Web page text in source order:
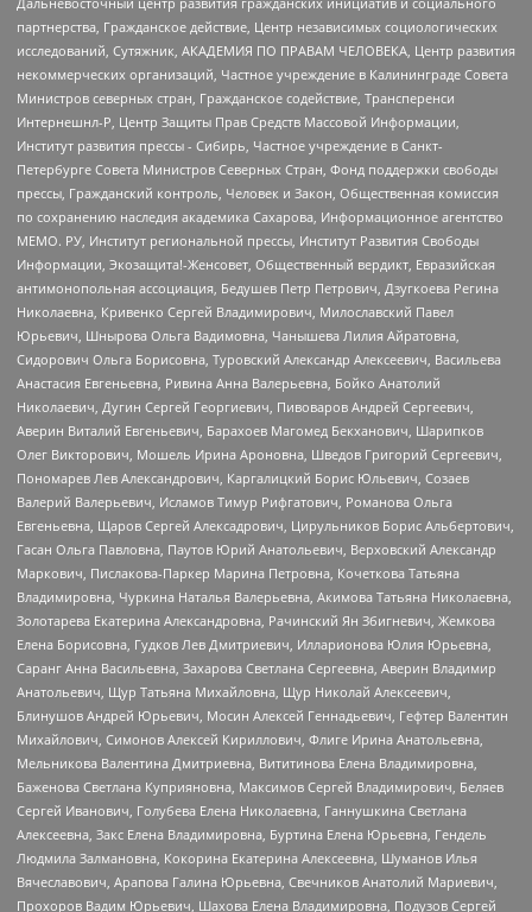
партнерства, Гражданское действие, Центр независимых социологических
исследований, Сутяжник, АКАДЕМИЯ ПО ПРАВАМ ЧЕЛОВЕКА, Центр развития
некоммерческих организаций, Частное учреждение в Калининграде Совета
Министров северных стран, Гражданское содействие, Трансперенси
Интернешнл-Р, Центр Защиты Прав Средств Массовой Информации,
Институт развития прессы - Сибирь, Частное учреждение в Санкт-
Петербурге Совета Министров Северных Стран, Фонд поддержки свободы
прессы, Гражданский контроль, Человек и Закон, Общественная комиссия
по сохранению наследия академика Сахарова, Информационное агентство
МЕМО. РУ, Институт региональной прессы, Институт Развития Свободы
Информации, Экозащита!-Женсовет, Общественный вердикт, Евразийская
антимонопольная ассоциация, Бедушев Петр Петрович, Дзугкоева Регина
Николаевна, Кривенко Сергей Владимирович, Милославский Павел
Юрьевич, Шнырова Ольга Вадимовна, Чанышева Лилия Айратовна,
Сидорович Ольга Борисовна, Туровский Александр Алексеевич, Васильева
Анастасия Евгеньевна, Ривина Анна Валерьевна, Бойко Анатолий
Николаевич, Дугин Сергей Георгиевич, Пивоваров Андрей Сергеевич,
Аверин Виталий Евгеньевич, Барахоев Магомед Бекханович, Шарипков
Олег Викторович, Мошель Ирина Ароновна, Шведов Григорий Сергеевич,
Пономарев Лев Александрович, Каргалицкий Борис Юльевич, Созаев
Валерий Валерьевич, Исламов Тимур Рифгатович, Романова Ольга
Евгеньевна, Щаров Сергей Алексадрович, Цирульников Борис Альбертович,
Гасан Ольга Павловна, Паутов Юрий Анатольевич, Верховский Александр
Маркович, Пислакова-Паркер Марина Петровна, Кочеткова Татьяна
Владимировна, Чуркина Наталья Валерьевна, Акимова Татьяна Николаевна,
Золотарева Екатерина Александровна, Рачинский Ян Збигневич, Жемкова
Елена Борисовна, Гудков Лев Дмитриевич, Илларионова Юлия Юрьевна,
Саранг Анна Васильевна, Захарова Светлана Сергеевна, Аверин Владимир
Анатольевич, Щур Татьяна Михайловна, Щур Николай Алексеевич,
Блинушов Андрей Юрьевич, Мосин Алексей Геннадьевич, Гефтер Валентин
Михайлович, Симонов Алексей Кириллович, Флиге Ирина Анатольевна,
Мельникова Валентина Дмитриевна, Вититинова Елена Владимировна,
Баженова Светлана Куприяновна, Максимов Сергей Владимирович, Беляев
Сергей Иванович, Голубева Елена Николаевна, Ганнушкина Светлана
Алексеевна, Закс Елена Владимировна, Буртина Елена Юрьевна, Гендель
Людмила Залмановна, Кокорина Екатерина Алексеевна, Шуманов Илья
Вячеславович, Арапова Галина Юрьевна, Свечников Анатолий Мариевич,
Прохоров Вадим Юрьевич, Шахова Елена Владимировна, Подузов Сергей